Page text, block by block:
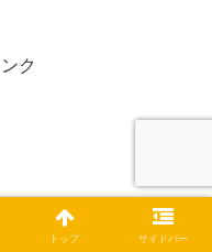
ク
トップ サイドバー